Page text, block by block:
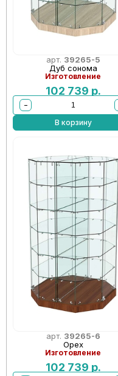
арт. 39265-5
Дуб сонома
Изготовление
102 739 р.
−
В корзину
арт. 39265-6
Орех
Изготовление
102 739 р.